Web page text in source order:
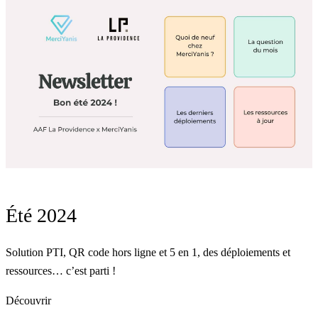
Été 2024
Solution PTI, QR code hors ligne et 5 en 1, des déploiements et
ressources… c’est parti !
Découvrir